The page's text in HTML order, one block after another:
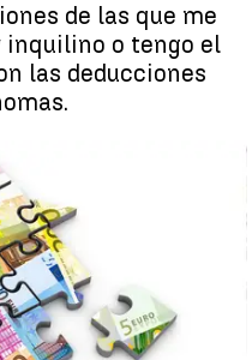
de las que me
inquilino o tengo el
las deducciones